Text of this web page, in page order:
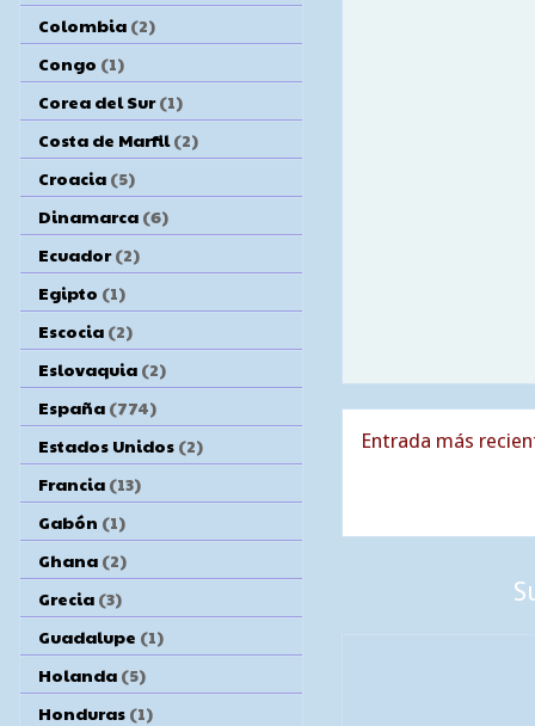
Entrada más
Colombia (2)
Congo (1)
Corea del Sur (1)
Costa de Marfil (2)
Croacia (5)
Dinamarca (6)
Ecuador (2)
Egipto (1)
Escocia (2)
Eslovaquia (2)
España (774)
Estados Unidos (2)
Francia (13)
Gabón (1)
Ghana (2)
Grecia (3)
Guadalupe (1)
Holanda (5)
Honduras (1)